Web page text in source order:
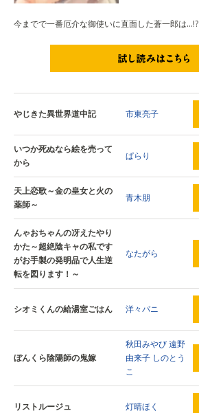
今までで一番厄介な御使いに直面した蒼一郎は…!?
やじきた異世界道中記 市東亮子
いつか死ぬなら絵を売って
から
ぱらり
天上恋歌～金の皇女と火の
薬師～
青木朋
んゃおちゃんの冴えたやり
かた～超絶陰キャの私です
がお手製の発明品で人生逆
転を図ります！～
なたがら
シオミくんの給湯室ごはん 洋々パニ
ぼんくら陰陽師の鬼嫁
秋田みやび遠野
由来子 しのとう
こ
リストルージュ 灯晴ほく